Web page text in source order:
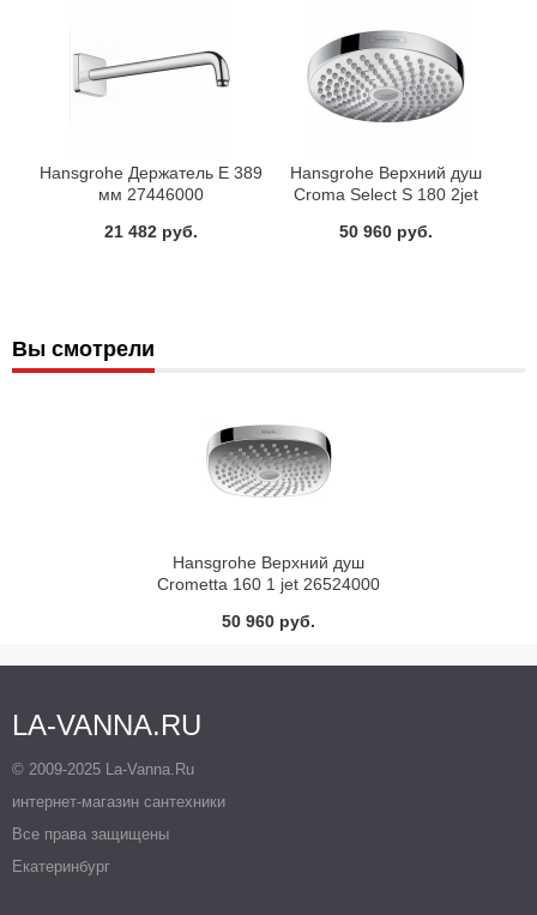
Hansgrohe Держатель E 389
мм 27446000
21 482 руб.
Hansgrohe Верхний душ
Croma Select S 180 2jet
50 960 руб.
Вы смотрели
Hansgrohe Верхний душ
Crometta 160 1 jet 26524000
50 960 руб.
LA-VANNA.RU
© 2009-2025 La-Vanna.Ru
интернет-магазин сантехники
Все права защищены
Екатеринбург